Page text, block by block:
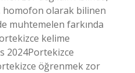
homofon olarak bilinen
muhtemelen farkında
kelime
2024Portekizce
öğrenmek zor